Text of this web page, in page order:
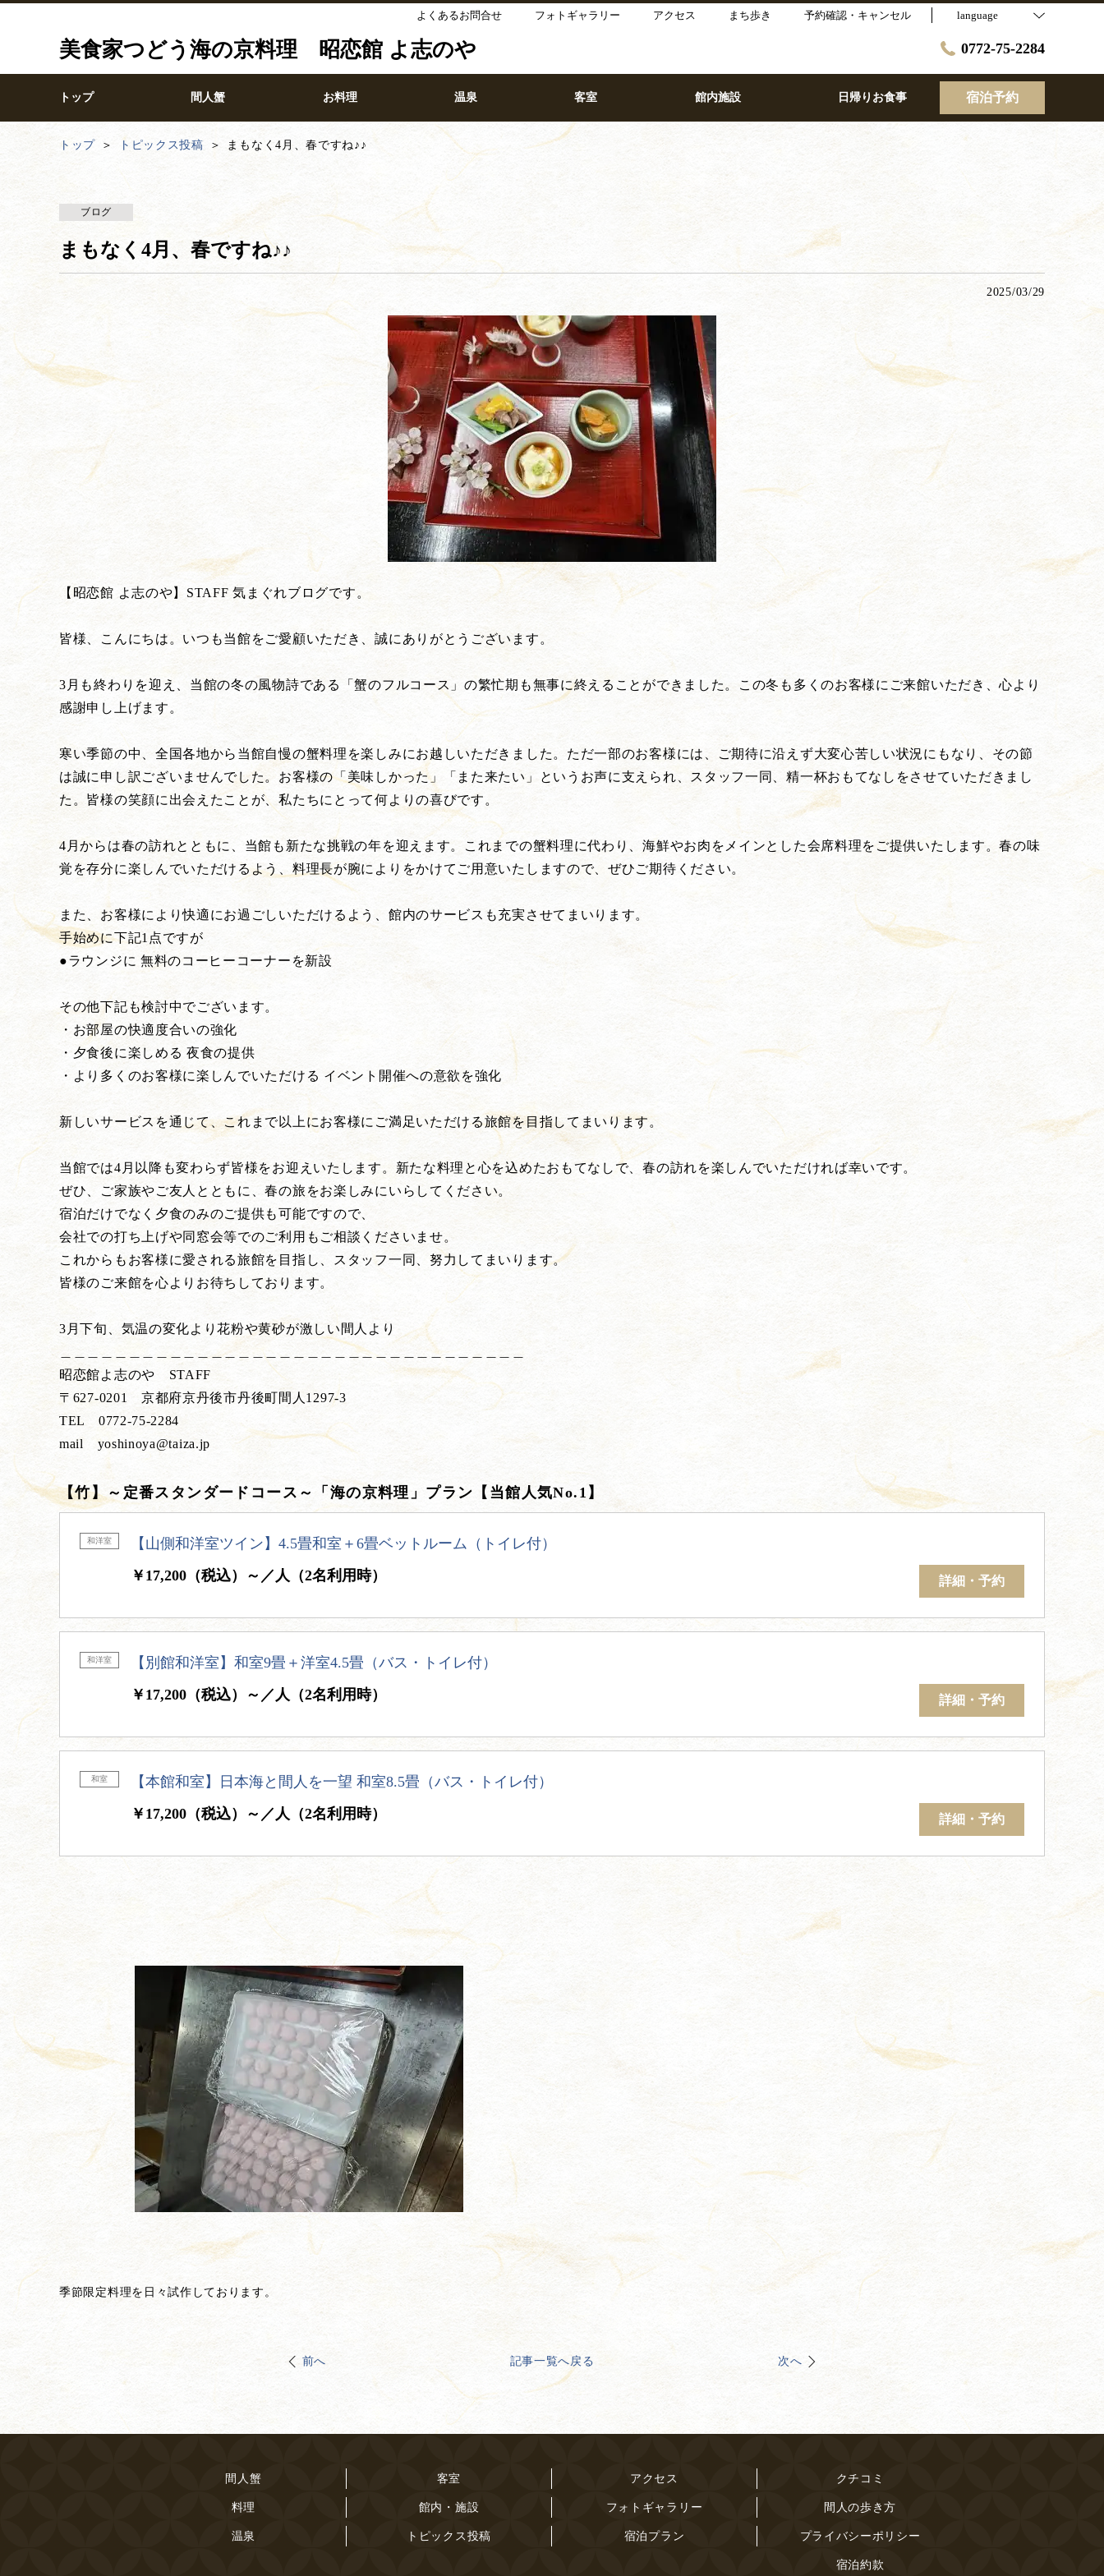
よくあるお問合せ フォトギャラリー アクセス まち歩き 予約確認・キャンセル language
美食家つどう海の京料理 昭恋館 よ志のや 0772-75-2284
トップ 間人蟹 お料理 温泉 客室 館内施設 日帰りお食事 宿泊予約
トップ トピックス投稿 まもなく4月、春ですね♪♪
ブログ
まもなく4月、春ですね♪♪
2025/03/29
【昭恋館 よ志のや】STAFF 気まぐれブログです。
皆様、こんにちは。いつも当館をご愛顧いただき、誠にありがとうございます。
3月も終わりを迎え、当館の冬の風物詩である「蟹のフルコース」の繁忙期も無事に終えることができました。この冬も多くのお客様にご来館いただき、心より
感謝申し上げます。
寒い季節の中、全国各地から当館自慢の蟹料理を楽しみにお越しいただきました。ただ一部のお客様には、ご期待に沿えず大変心苦しい状況にもなり、その節
は誠に申し訳ございませんでした。お客様の「美味しかった」「また来たい」というお声に支えられ、スタッフ一同、精一杯おもてなしをさせていただきまし
た。皆様の笑顔に出会えたことが、私たちにとって何よりの喜びです。
4月からは春の訪れとともに、当館も新たな挑戦の年を迎えます。これまでの蟹料理に代わり、海鮮やお肉をメインとした会席料理をご提供いたします。春の味
覚を存分に楽しんでいただけるよう、料理長が腕によりをかけてご用意いたしますので、ぜひご期待ください。
また、お客様により快適にお過ごしいただけるよう、館内のサービスも充実させてまいります。
手始めに下記1点ですが
●ラウンジに 無料のコーヒーコーナーを新設
その他下記も検討中でございます。
・お部屋の快適度合いの強化
・夕食後に楽しめる 夜食の提供
・より多くのお客様に楽しんでいただける イベント開催への意欲を強化
新しいサービスを通じて、これまで以上にお客様にご満足いただける旅館を目指してまいります。
当館では4月以降も変わらず皆様をお迎えいたします。新たな料理と心を込めたおもてなしで、春の訪れを楽しんでいただければ幸いです。
ぜひ、ご家族やご友人とともに、春の旅をお楽しみにいらしてください。
宿泊だけでなく夕食のみのご提供も可能ですので、
会社での打ち上げや同窓会等でのご利用もご相談くださいませ。
これからもお客様に愛される旅館を目指し、スタッフ一同、努力してまいります。
皆様のご来館を心よりお待ちしております。
3月下旬、気温の変化より花粉や黄砂が激しい間人より
＿＿＿＿＿＿＿＿＿＿＿＿＿＿＿＿＿＿＿＿＿＿＿＿＿＿＿＿＿＿＿＿＿＿
昭恋館よ志のや STAFF
〒627-0201 京都府京丹後市丹後町間人1297-3
TEL 0772-75-2284
mail yoshinoya@taiza.jp
【竹】～定番スタンダードコース～「海の京料理」プラン【当館人気No.1】
和洋室
【山側和洋室ツイン】4.5畳和室＋6畳ベットルーム（トイレ付）
￥17,200（税込）～／人（2名利用時）
詳細・予約
和洋室
【別館和洋室】和室9畳＋洋室4.5畳（バス・トイレ付）
￥17,200（税込）～／人（2名利用時）
詳細・予約
和室
【本館和室】日本海と間人を一望 和室8.5畳（バス・トイレ付）
￥17,200（税込）～／人（2名利用時）
詳細・予約
季節限定料理を日々試作しております。
前へ 記事一覧へ戻る 次へ
間人蟹
料理
温泉
客室
館内・施設
トピックス投稿
アクセス
フォトギャラリー
宿泊プラン
クチコミ
間人の歩き方
プライバシーポリシー
宿泊約款